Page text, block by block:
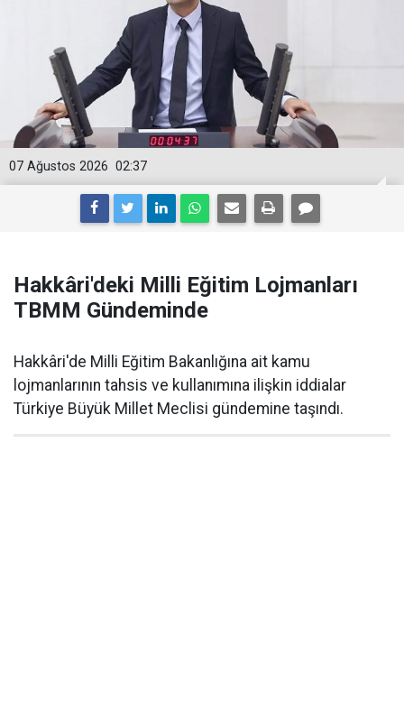
02:37
07 Ağustos 2026
Hakkâri'deki Milli Eğitim Lojmanları
TBMM Gündeminde
Hakkâri'de Milli Eğitim Bakanlığına ait kamu
lojmanlarının tahsis ve kullanımına ilişkin iddialar
Türkiye Büyük Millet Meclisi gündemine taşındı.